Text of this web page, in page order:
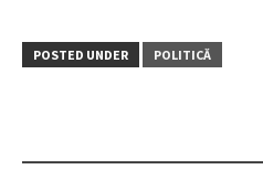
POSTED UNDER POLITICĂ